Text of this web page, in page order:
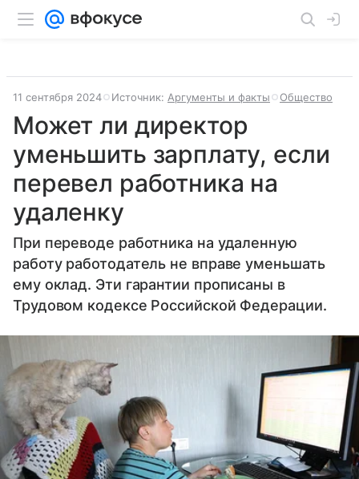
11 сентября 2024 Источник: Аргументы и факты Общество
Может ли директор
уменьшить зарплату, если
перевел работника на
удаленку
При переводе работника на удаленную
работу работодатель не вправе уменьшать
ему оклад. Эти гарантии прописаны в
Трудовом кодексе Российской Федерации.